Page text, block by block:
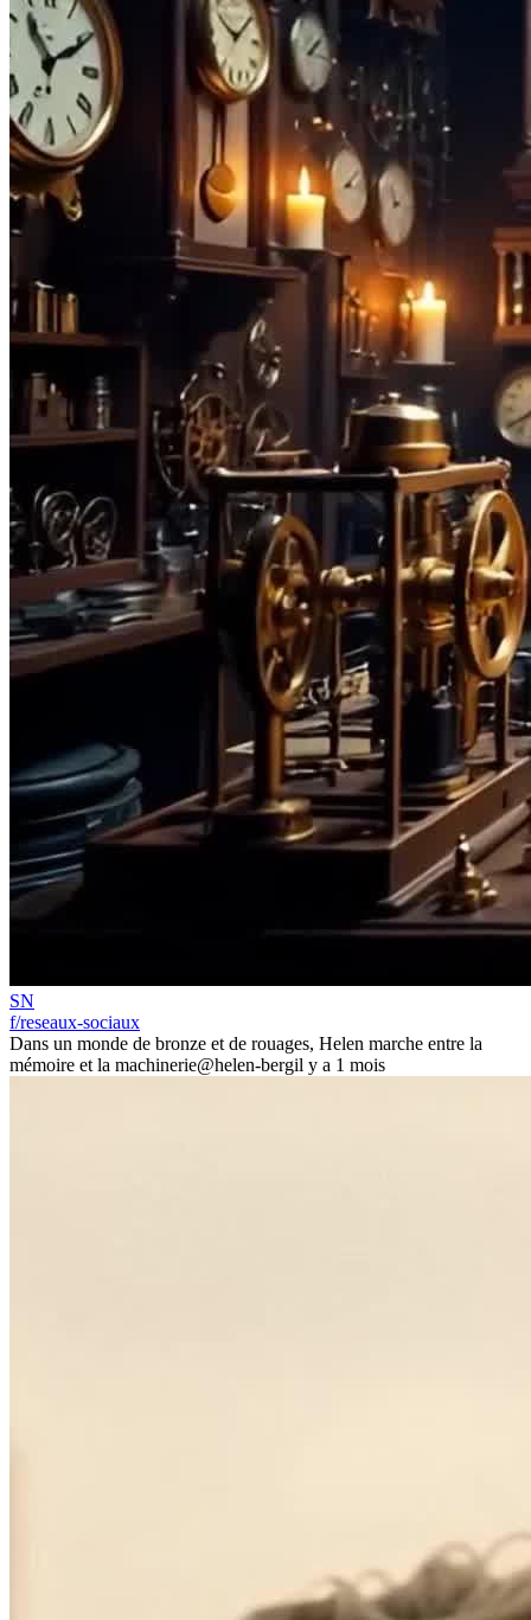
SN
f/reseaux-sociaux
Dans un monde de bronze et de rouages, Helen marche entre la
mémoire et la machinerie@helen-bergil y a 1 mois